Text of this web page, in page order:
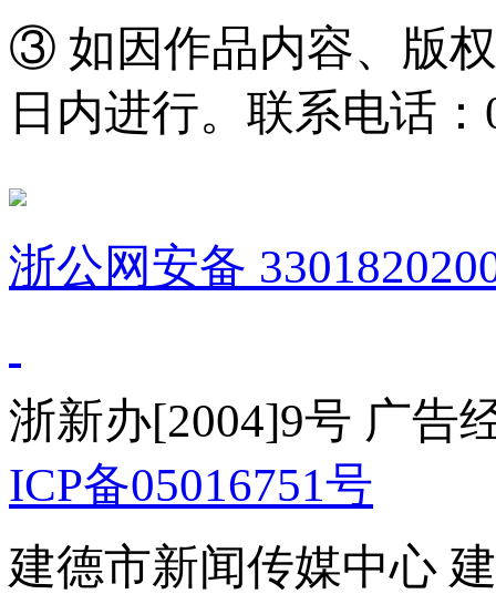
③ 如因作品内容、版
日内进行。联系电话：
浙公网安备
浙新办[2004]9号 广告
ICP备05016751号
建德市新闻传媒中心